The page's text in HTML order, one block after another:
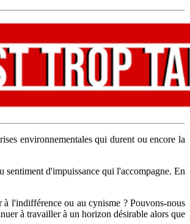
environnementales qui durent ou encore la
sentiment d'impuissance qui l'accompagne. En
à l'indifférence ou au cynisme ? Pouvons-nous
à travailler à un horizon désirable alors que